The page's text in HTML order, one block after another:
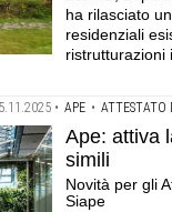
ha rilasciato
residenziali
ristrutturazioni
• APE • ATTESTATO
Ape: attiva
simili
Novità per gli
Siape